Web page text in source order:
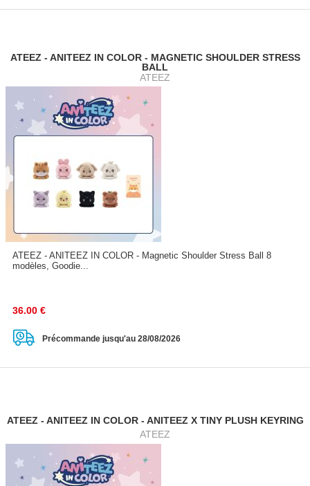
ATEEZ - ANITEEZ IN COLOR - MAGNETIC SHOULDER STRESS
BALL
ATEEZ
ATEEZ - ANITEEZ IN COLOR - Magnetic Shoulder Stress Ball 8
modèles, Goodie...
36.00 €
Précommande jusqu'au 28/08/2026
ATEEZ - ANITEEZ IN COLOR - ANITEEZ X TINY PLUSH KEYRING
ATEEZ